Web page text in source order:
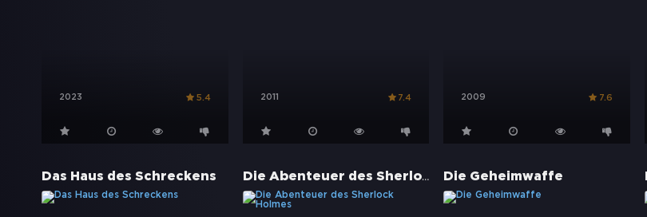
2023 5.4 2011 7.4 2009 7.6
Das Haus des Schreckens Die Abenteuer des Sherlock Holmes Die Geheimwaffe